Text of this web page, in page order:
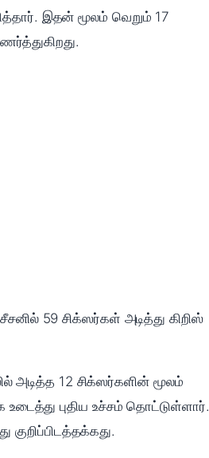
இதன் மூலம் வெறும் 17
59 சிக்ஸர்கள் அடித்து கிறிஸ்
அடித்த 12 சிக்ஸர்களின் மூலம்
புதிய உச்சம் தொட்டுள்ளார்.